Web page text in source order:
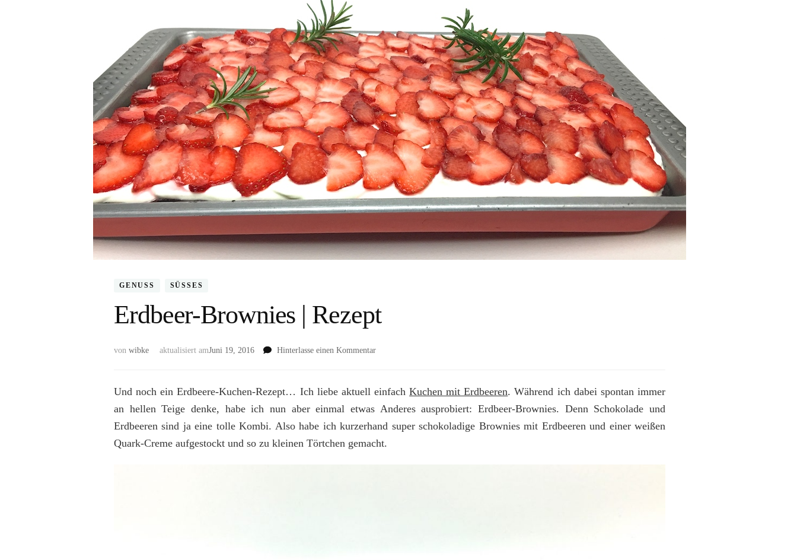
GENUSS SÜSSES
Erdbeer-Brownies | Rezept
von wibke aktualisiert amJuni 19, 2016 Hinterlasse einen Kommentarzu
Und noch ein Erdbeere-Kuchen-Rezept… Ich liebe aktuell einfachKuchen mit Erdbeeren. Während ich dabei spontan immer
an hellen Teige denke, habe ich nun aber einmal etwas Anderes ausprobiert: Erdbeer-Brownies. Denn Schokolade und
Erdbeeren sind ja eine tolle Kombi. Also habe ich kurzerhand super schokoladige Brownies mit Erdbeeren und einer weißen
Quark-Creme aufgestockt und so zu kleinen Törtchen gemacht.